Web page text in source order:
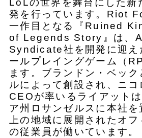
LoLの世界を舞台にした新
発を行っています。Riot
一作目となる『Ruined
of Legends Story』は、
Syndicate社を開発に迎え
ールプレイングゲーム（
ます。ブランドン・ベック
ルによって創設され、ニコ
CEOが率いるライアット
ア州ロサンゼルスに本社
上の地域に展開されたオ
の従業員が働いています。